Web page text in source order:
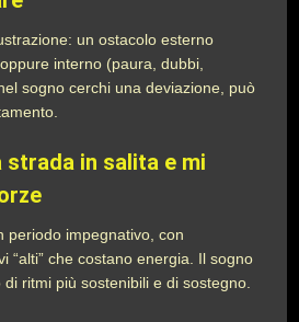
un ostacolo esterno
interno (paura, dubbi,
sogno cerchi una deviazione, può
strada in salita e mi
periodo impegnativo, con
“alti” che costano energia. Il sogno
ritmi più sostenibili e di sostegno.